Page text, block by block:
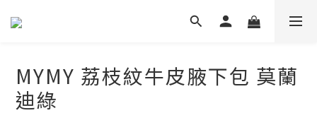
MYMY 荔枝紋牛皮腋下包 莫蘭
迪綠